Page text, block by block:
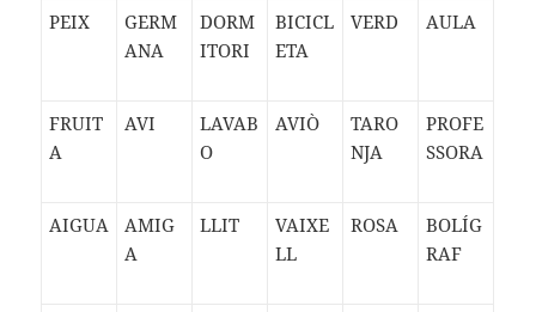
PEIX
GERM
ANA
DORM
ITORI
BICICL
ETA
VERD AULA
FRUIT
A
AVI
LAVAB
O
AVIÒ
TARO
NJA
PROFE
SSORA
AIGUA
AMIG
A
LLIT
VAIXE
LL
ROSA
BOLÍG
RAF